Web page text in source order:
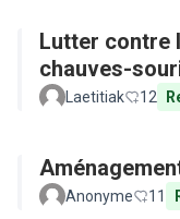
Lutter contre
chauves-
Laetitiak 12
Anonyme 11